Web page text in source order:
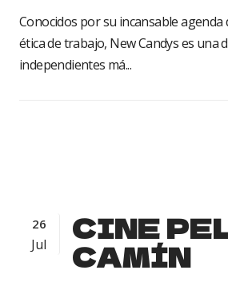
Conocidos por su incansable
ética de trabajo, New Candys es una
independientes má...
26
Jul CINE
CAMÍN